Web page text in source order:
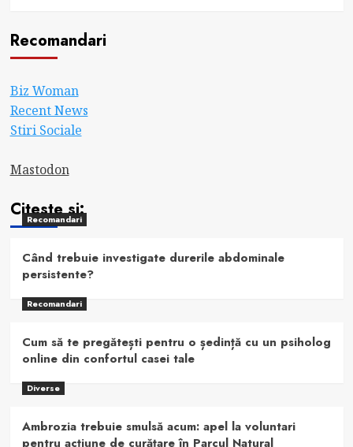
Recomandari
Biz Woman
Recent News
Stiri Sociale
Mastodon
Citeste si:
Recomandari
Când trebuie investigate durerile abdominale
persistente?
Recomandari
Cum să te pregătești pentru o ședință cu un psiholog
online din confortul casei tale
Diverse
Ambrozia trebuie smulsă acum: apel la voluntari
pentru acțiune de curățare în Parcul Natural